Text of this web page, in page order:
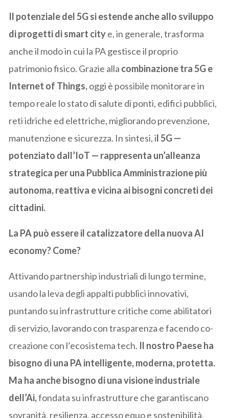
Il potenziale del 5G si estende anche allo sviluppo
di progetti di smart citye, in generale, trasforma
anche il modo in cui la PA gestisce il proprio
patrimonio fisico. Grazie alla combinazione tra 5G e
Internet of Things,oggi è possibile monitorare in
tempo reale lo stato di salute di ponti, edifici pubblici,
reti idriche ed elettriche, migliorando prevenzione,
manutenzione e sicurezza. In sintesi, il 5G —
potenziato dall’IoT — rappresenta un’alleanza
strategica per una Pubblica Amministrazione più
autonoma, reattiva e vicina ai bisogni concreti dei
cittadini.
La PA può essere il catalizzatore della nuova AI
economy? Come?
Attivando partnership industriali di lungo termine,
usando la leva degli appalti pubblici innovativi,
puntando su infrastrutture critiche come abilitatori
di servizio, lavorando con trasparenza e facendo co-
creazione con l’ecosistema tech. Il nostro Paese ha
bisogno di una PA intelligente, moderna, protetta.
Ma ha anche bisogno di una visione industriale
dell’Ai,fondata su infrastrutture che garantiscano
sovranità, resilienza, accesso equo e sostenibilità.